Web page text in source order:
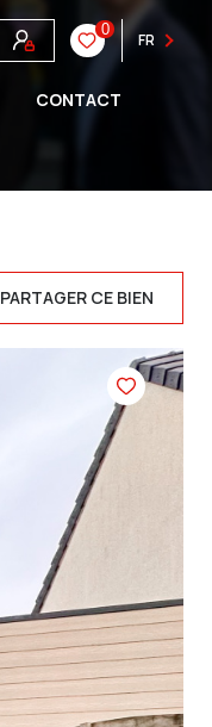
0
FR
CONTACT
PARTAGER CE BIEN